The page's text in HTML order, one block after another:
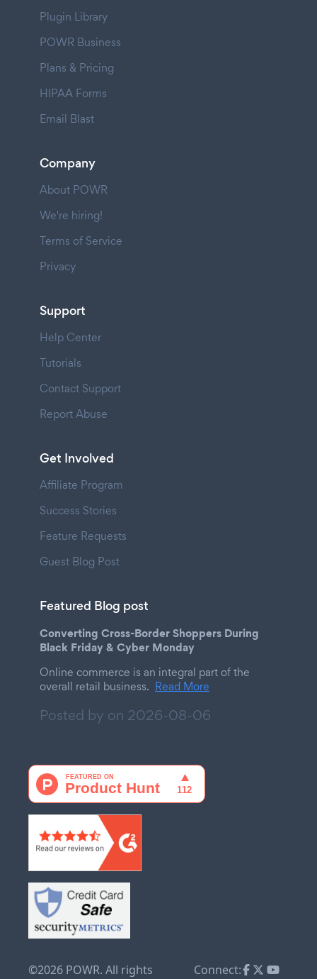
Plugin Library
POWR Business
Plans & Pricing
HIPAA Forms
Email Blast
Company
About POWR
We're hiring!
Terms of Service
Privacy
Support
Help Center
Tutorials
Contact Support
Report Abuse
Get Involved
Affiliate Program
Success Stories
Feature Requests
Guest Blog Post
Featured Blog post
Converting Cross-Border Shoppers During
Black Friday & Cyber Monday
Online commerce is an integral part of the
overall retail business. Read More
Posted by on 2026-08-06
©2026 POWR. All rights Connect: